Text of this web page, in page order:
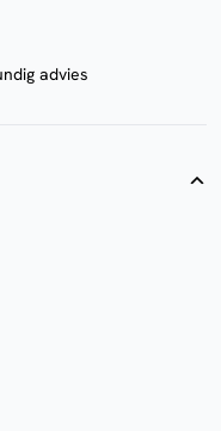
advies